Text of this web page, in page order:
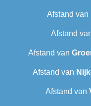
Afstand van
Afstand
Afstand van
Afstand van
Afstand van